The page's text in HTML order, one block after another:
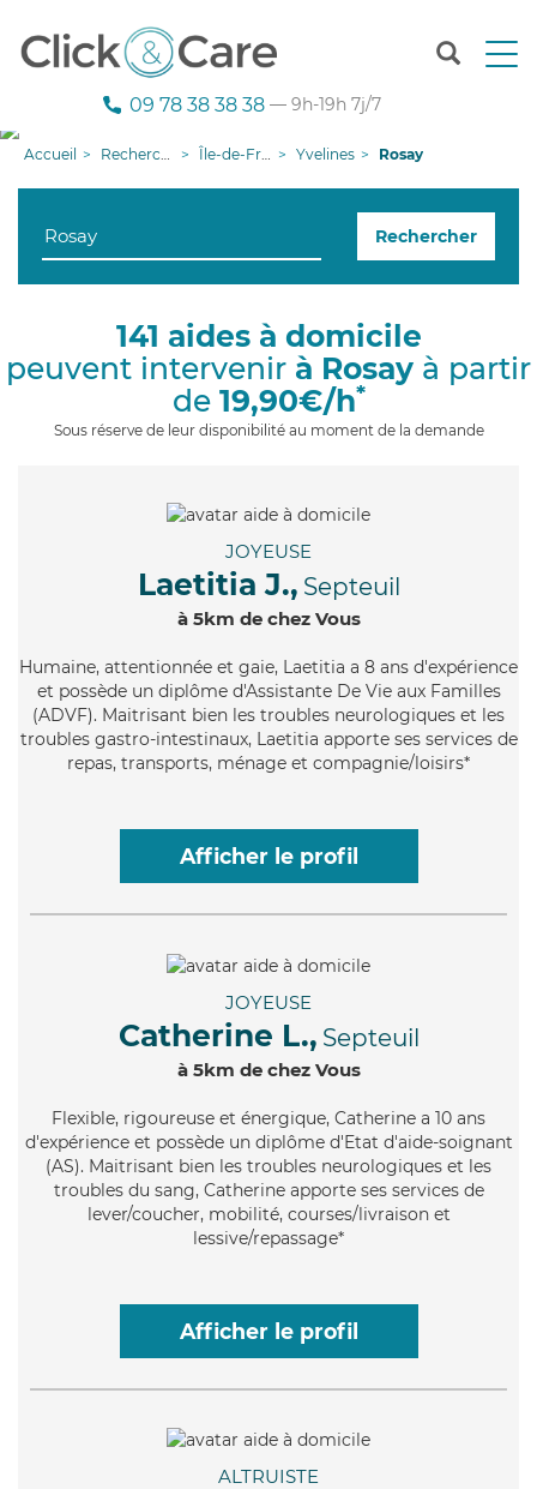
T
n
g
i
09 78 38 38 38 — 9h-19h 7j/7
Accueil Recherche aide à domicile Île-de-France Yvelines Rosay
Rechercher
141 aides à domicile
peuvent intervenir à Rosay à partir
de 19,90€/h*
Sous réserve de leur disponibilité au moment de la demande
JOYEUSE
Laetitia J., Septeuil
à 5km de chez Vous
Humaine, attentionnée et gaie, Laetitia a 8 ans d'expérience
et possède un diplôme d'Assistante De Vie aux Familles
(ADVF). Maitrisant bien les troubles neurologiques et les
troubles gastro-intestinaux, Laetitia apporte ses services de
repas, transports, ménage et compagnie/loisirs*
Afficher le profil
JOYEUSE
Catherine L., Septeuil
à 5km de chez Vous
Flexible, rigoureuse et énergique, Catherine a 10 ans
d'expérience et possède un diplôme d'Etat d'aide-soignant
(AS). Maitrisant bien les troubles neurologiques et les
troubles du sang, Catherine apporte ses services de
lever/coucher, mobilité, courses/livraison et
lessive/repassage*
Afficher le profil
ALTRUISTE